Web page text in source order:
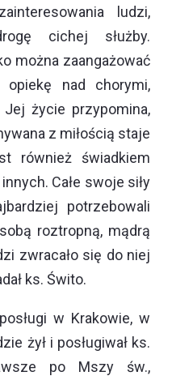
ludzi,
cichej służby.
można zaangażować
nad chorymi,
życie przypomina,
z miłością staje
również świadkiem
Całe swoje siły
potrzebowali
roztropną, mądrą
zwracało się do niej
ks. Świto.
w Krakowie, w
żył i posługiwał ks.
po Mszy św.,